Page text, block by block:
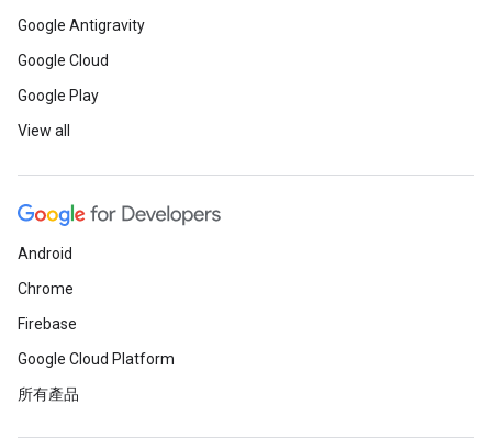
Google Antigravity
Google Cloud
Google Play
View all
Android
Chrome
Firebase
Google Cloud Platform
所有產品